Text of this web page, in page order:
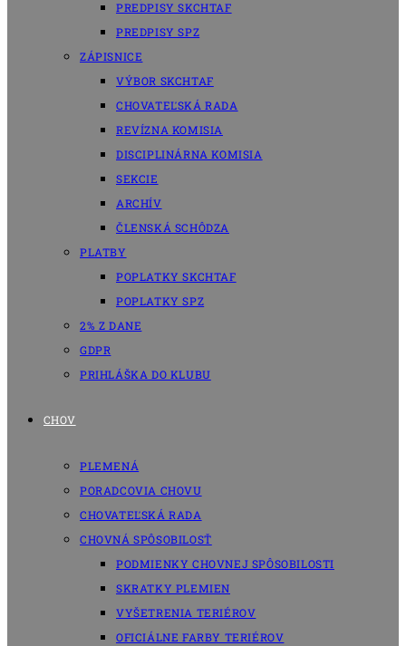
PREDPISY SKCHTAF
PREDPISY SPZ
ZÁPISNICE
VÝBOR SKCHTAF
CHOVATEĽSKÁ RADA
REVÍZNA KOMISIA
DISCIPLINÁRNA KOMISIA
SEKCIE
ARCHÍV
ČLENSKÁ SCHÔDZA
PLATBY
POPLATKY SKCHTAF
POPLATKY SPZ
2% Z DANE
GDPR
PRIHLÁŠKA DO KLUBU
CHOV
PLEMENÁ
PORADCOVIA CHOVU
CHOVATEĽSKÁ RADA
CHOVNÁ SPÔSOBILOSŤ
PODMIENKY CHOVNEJ SPÔSOBILOSTI
SKRATKY PLEMIEN
VYŠETRENIA TERIÉROV
OFICIÁLNE FARBY TERIÉROV